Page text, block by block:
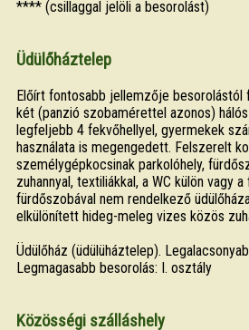
**** (csillaggal jelöli a besorolást)
Üdülőháztelep
Előírt fontosabb jellemzője besorolástól
két (panzió szobamérettel azonos)
legfeljebb 4 fekvőhellyel, gyermekek
használata is megengedett. Felszerelt
személygépkocsinak parkolóhely,
zuhannyal, textiliákkal, a WC külön vagy
fürdőszobával nem rendelkező
elkülönített hideg-meleg vizes közös
Üdülőház (üdülüháztelep).
Legmagasabb besorolás: I. osztály
Közösségi szálláshely